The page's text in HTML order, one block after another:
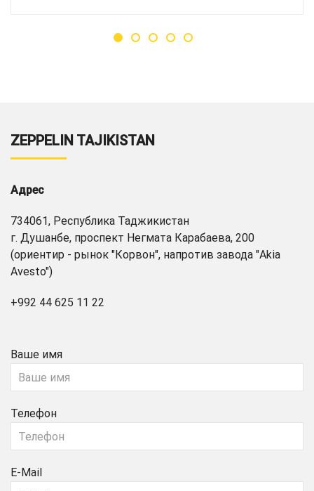
ZEPPELIN TAJIKISTAN
Адрес
734061, Республика Таджикистан
г. Душанбе, проспект Негмата Карабаева, 200
(ориентир - рынок "Корвон", напротив завода "Akia
Avesto")
+992 44 625 11 22
Ваше имя
Телефон
E-Mail